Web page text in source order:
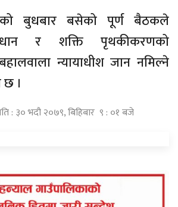
बुधबार बसेको पूर्ण बैठकले
र शक्ति पृथकीकरणको
न्यायाधीश जान नमिल्ने
।
: ३० भदौ २०७९, बिहिबार ९ : ०१ बजे